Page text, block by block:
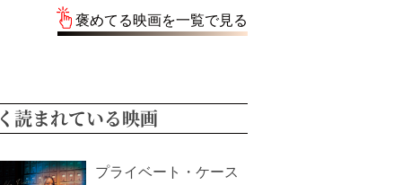
褒めてる映画を一覧で見る
読まれている映画
プライベート・ケース